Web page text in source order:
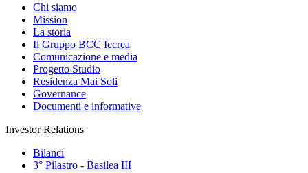
Chi siamo
Mission
La storia
Il Gruppo BCC Iccrea
Comunicazione e media
Progetto Studio
Residenza Mai Soli
Governance
Documenti e informative
Investor Relations
Bilanci
3° Pilastro - Basilea III